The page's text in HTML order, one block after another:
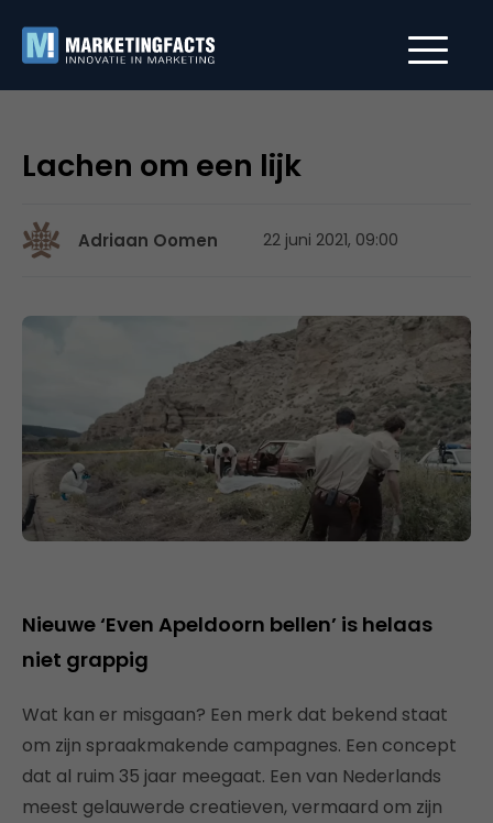
Lachen om een lijk
Adriaan Oomen 22 juni 2021, 09:00
Nieuwe ‘Even Apeldoorn bellen’ is helaas
niet grappig
Wat kan er misgaan? Een merk dat bekend staat
om zijn spraakmakende campagnes. Een concept
dat al ruim 35 jaar meegaat. Een van Nederlands
meest gelauwerde creatieven, vermaard om zijn